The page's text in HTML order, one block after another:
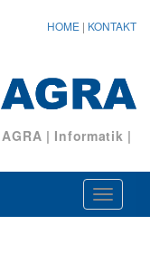
HOME | KONTAKT
| Informatik |
ein-/